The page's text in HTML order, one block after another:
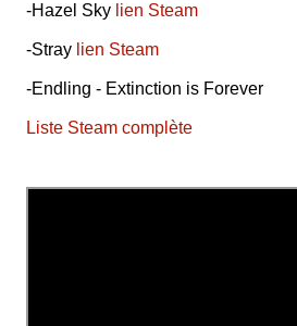
-Hazel Sky lien Steam
-Stray lien Steam
-Endling - Extinction is Forever
Liste Steam complète